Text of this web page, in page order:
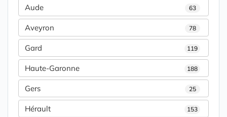
Aude 63
Aveyron 78
Gard 119
Haute-Garonne 188
Gers 25
Hérault 153